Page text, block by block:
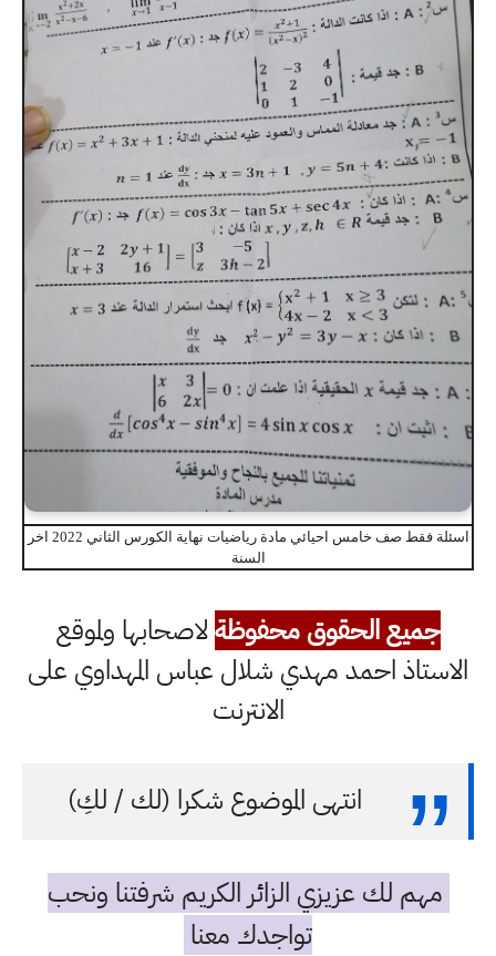
اسئلة فقط صف خامس احيائي مادة رياضيات نهاية الكورس الثاني 2022 اخر
السنة
جميع الحقوق محفوظةلاصحابها ولموقع
الاستاذ احمد مهدي شلال عباس المهداوي على
الانترنت
انتهى الموضوع شكرا (لك / لكِ)
مهم لك عزيزي الزائر الكريم شرفتنا ونحب
تواجدك معنا